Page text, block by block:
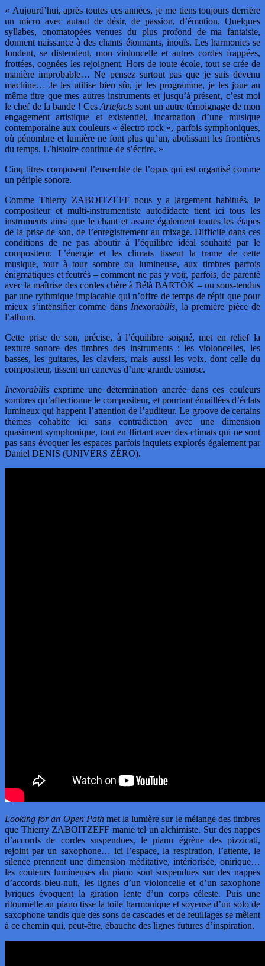
« Aujourd’hui, après toutes ces années, je me tiens toujours derrière
un micro avec autant de désir, de passion, d’émotion. Quelques
syllabes, onomatopées venues du plus profond de ma fantaisie,
donnent naissance à des chants étonnants, inouïs. Les harmonies se
fondent, se distendent, mon violoncelle et autres cordes frappées,
frottées, cognées les rejoignent. Hors de toute école, tout se crée de
manière improbable… Ne pensez surtout pas que je suis devenu
machine… Je les utilise bien sûr, je les programme, je les joue au
même titre que mes autres instruments et jusqu’à présent, c’est moi
le chef de la bande ! CesArtefacts sont un autre témoignage de mon
engagement artistique et existentiel, incarnation d’une musique
contemporaine aux couleurs « électro rock », parfois symphoniques,
où pénombre et lumière ne font plus qu’un, abolissant les frontières
du temps. L’histoire continue de s’écrire. »
Cinq titres composent l’ensemble de l’opus qui est organisé comme
un périple sonore.
Comme Thierry ZABOITZEFF nous y a largement habitués, le
compositeur et multi-instrumentiste autodidacte tient ici tous les
instruments ainsi que le chant et assure également toutes les étapes
de la prise de son, de l’enregistrement au mixage. Difficile dans ces
conditions de ne pas aboutir à l’équilibre idéal souhaité par le
compositeur. L’énergie et les climats tissent la trame de cette
musique, tour à tour sombre ou lumineuse, aux timbres parfois
énigmatiques et feutrés – comment ne pas y voir, parfois, de parenté
avec la maîtrise des cordes chère à Bélà BARTÓK – ou sous-tendus
par une rythmique implacable qui n’offre de temps de répit que pour
mieux s’intensifier comme dans Inexorabilis,
la première pièce de
l’album.
Cette prise de son, précise, à l’équilibre soigné, met en relief la
texture sonore des timbres des instruments : les violoncelles, les
basses, les guitares, les claviers, mais aussi les voix, dont celle du
compositeur, tissent un canevas d’une grande osmose.
Inexorabilis exprime une détermination ancrée dans ces couleurs
sombres qu’affectionne le compositeur, et pourtant émaillées d’éclats
lumineux qui happent l’attention de l’auditeur. Le groove de certains
thèmes cohabite ici sans contradiction avec une dimension
quasiment symphonique, tout en flirtant avec des climats qui ne sont
pas sans évoquer les espaces parfois inquiets explorés également par
Daniel DENIS (UNIVERS ZÉRO).
Looking for an Open Pathmet la lumière sur le mélange des timbres
que Thierry ZABOITZEFF manie tel un alchimiste. Sur des nappes
d’accords de cordes suspendues, le piano égrène des pizzicati,
rejoint par un saxophone… ici l’espace, la respiration, l’attente, le
silence prennent une dimension méditative, intériorisée, onirique…
les couleurs lumineuses du piano sont suspendues sur des nappes
d’accords bleu-nuit, les lignes d’un violoncelle et d’un saxophone
lyriques évoquent la giration lente d’un corps céleste. Puis une
ritournelle au piano tisse la toile harmonique et soyeuse d’un solo de
saxophone tandis que des sons de cascades et de feuillages se mêlent
à ce chemin qui, peut-être, ébauche des lignes futures d’inspiration.